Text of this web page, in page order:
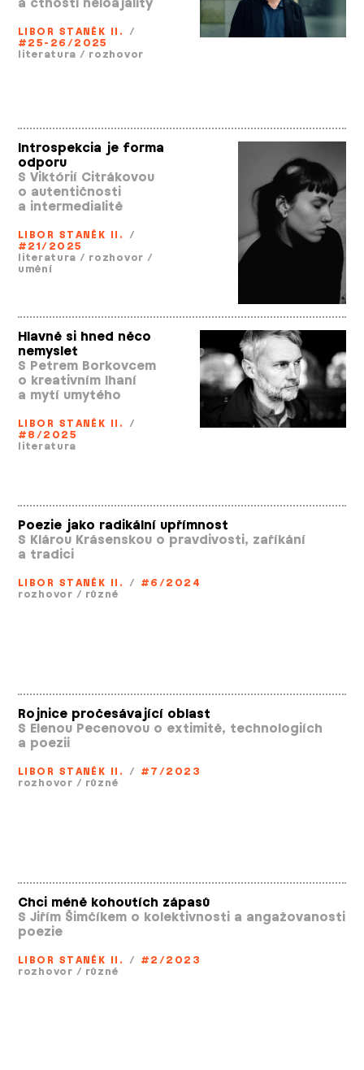
a ctnosti neloajality
LIBOR STANĚK II. /
#25-26/2025
literatura / rozhovor
Introspekcia je forma
odporu
S Viktórií Citrákovou
o autentičnosti
a intermedialitě
LIBOR STANĚK II. /
#21/2025
literatura / rozhovor /
umění
Hlavně si hned něco
nemyslet
S Petrem Borkovcem
o kreativním lhaní
a mytí umytého
LIBOR STANĚK II. /
#8/2025
literatura
Poezie jako radikální upřímnost
S Klárou Krásenskou o pravdivosti, zaříkání
a tradici
LIBOR STANĚK II. / #6/2024
rozhovor / různé
Rojnice pročesávající oblast
S Elenou Pecenovou o extimitě, technologiích
a poezii
LIBOR STANĚK II. / #7/2023
rozhovor / různé
Chci méně kohoutích zápasů
S Jiřím Šimčíkem o kolektivnosti a angažovanosti
poezie
LIBOR STANĚK II. / #2/2023
rozhovor / různé